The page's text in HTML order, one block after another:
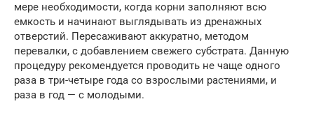
мере необходимости, когда корни заполняют всю
емкость и начинают выглядывать из дренажных
отверстий. Пересаживают аккуратно, методом
перевалки, с добавлением свежего субстрата. Данную
процедуру рекомендуется проводить не чаще одного
раза в три-четыре года со взрослыми растениями, и
раза в год — с молодыми.